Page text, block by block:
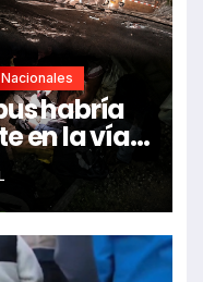
Nacionales
habría
en la vía e